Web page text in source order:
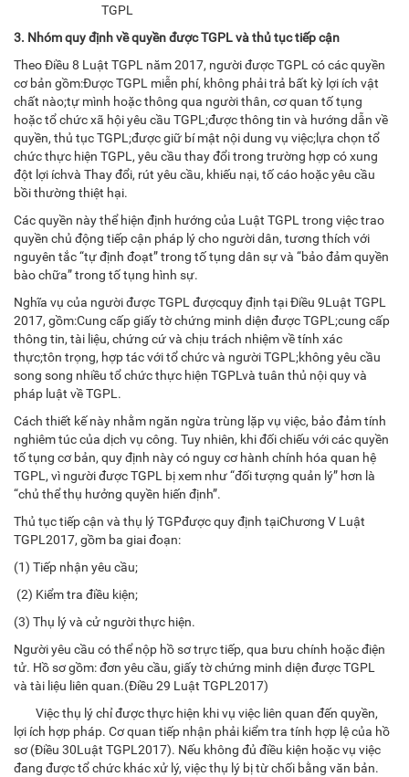
TGPL
3. Nhóm quy định về quyền được TGPL và thủ tục tiếp cận
Theo Điều 8 Luật TGPL năm 2017, người được TGPL có các quyền
cơ bản gồm:Được TGPL miễn phí, không phải trả bất kỳ lợi ích vật
chất nào;tự mình hoặc thông qua người thân, cơ quan tố tụng
hoặc tổ chức xã hội yêu cầu TGPL;được thông tin và hướng dẫn về
quyền, thủ tục TGPL;được giữ bí mật nội dung vụ việc;lựa chọn tổ
chức thực hiện TGPL, yêu cầu thay đổi trong trường hợp có xung
đột lợi íchvà Thay đổi, rút yêu cầu, khiếu nại, tố cáo hoặc yêu cầu
bồi thường thiệt hại.
Các quyền này thể hiện định hướng của Luật TGPL trong việc trao
quyền chủ động tiếp cận pháp lý cho người dân, tương thích với
nguyên tắc “tự định đoạt” trong tố tụng dân sự và “bảo đảm quyền
bào chữa” trong tố tụng hình sự.
Nghĩa vụ của người được TGPL đượcquy định tại Điều 9Luật TGPL
2017, gồm:Cung cấp giấy tờ chứng minh diện được TGPL;cung cấp
thông tin, tài liệu, chứng cứ và chịu trách nhiệm về tính xác
thực;tôn trọng, hợp tác với tổ chức và người TGPL;không yêu cầu
song song nhiều tổ chức thực hiện TGPLvà tuân thủ nội quy và
pháp luật về TGPL.
Cách thiết kế này nhằm ngăn ngừa trùng lặp vụ việc, bảo đảm tính
nghiêm túc của dịch vụ công. Tuy nhiên, khi đối chiếu với các quyền
tố tụng cơ bản, quy định này có nguy cơ hành chính hóa quan hệ
TGPL, vì người được TGPL bị xem như “đối tượng quản lý” hơn là
“chủ thể thụ hưởng quyền hiến định”.
Thủ tục tiếp cận và thụ lý TGPđược quy định tạiChương V Luật
TGPL2017, gồm ba giai đoạn:
(1) Tiếp nhận yêu cầu;
(2) Kiểm tra điều kiện;
(3) Thụ lý và cử người thực hiện.
Người yêu cầu có thể nộp hồ sơ trực tiếp, qua bưu chính hoặc điện
tử. Hồ sơ gồm: đơn yêu cầu, giấy tờ chứng minh diện được TGPL
và tài liệu liên quan.(Điều 29 Luật TGPL2017)
Việc thụ lý chỉ được thực hiện khi vụ việc liên quan đến quyền,
lợi ích hợp pháp. Cơ quan tiếp nhận phải kiểm tra tính hợp lệ của hồ
sơ (Điều 30Luật TGPL2017). Nếu không đủ điều kiện hoặc vụ việc
đang được tổ chức khác xử lý, việc thụ lý bị từ chối bằng văn bản.